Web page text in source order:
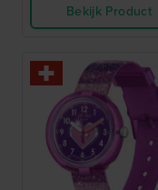
Bekijk Product